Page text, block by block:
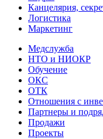
Канцелярия,
Логистика
Маркетинг
Медслужба
НТО и НИОКР
Обучение
ОКС
ОТК
Отношения с
Партнеры и
Продажи
Проекты